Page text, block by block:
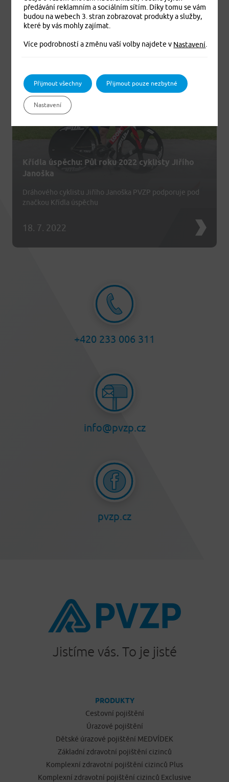
20. 7. 2022
Křídla úspěchu: Půl roku 2022 cyklisty Jiřího
Janoška
Dráhového cyklistu Jiřího Janoška PVZP podporuje pod
značkou Křídla úspěchu
18. 7. 2022
+420 233 006 311
info@pvzp.cz
pvzp.cz
Jistíme vás. To je jisté
PRODUKTY
Cestovní pojištění
Úrazové pojištění
Dětské úrazové pojištění MEDVÍDEK
Základní zdravotní pojištění cizinců
Komplexní zdravotní pojištění cizinců Plus
Komplexní zdravotní pojištění cizinců Exclusive
předávání reklamním a sociálním sítím. Díky tomu se vám
budou na webech 3. stran zobrazovat produkty a služby,
které by vás mohly zajímat.
Více podrobností a změnu vaší volby najdete v Nastavení
Přijmout všechny Přijmout pouze nezbytné
Nastavení